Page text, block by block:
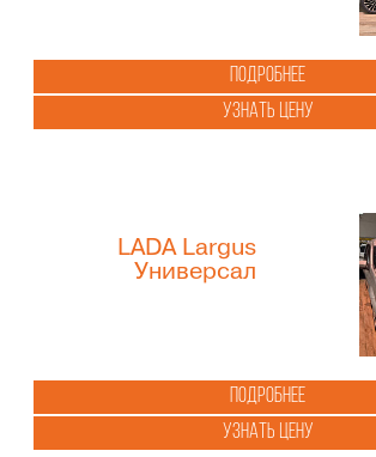
Подробнее
Узнать цену
LADA Largus
Универсал
Подробнее
Узнать цену